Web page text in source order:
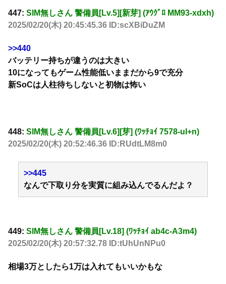
447: SIM無しさん 警備員[Lv.5][新芽] (ｱｳｸﾞﾛ MM93-xdxh)
2025/02/20(木) 20:45:45.36 ID:scXBiDuZM
>>440
バッテリー持ちが違うのは大きい
10になってもゲーム性能低いままだから9で充分
新SoCは人柱待ちしないと初物は怖い
448: SIM無しさん 警備員[Lv.6][芽] (ﾜｯﾁｮｲ 7578-ul+n)
2025/02/20(木) 20:52:46.36 ID:RUdtLM8m0
>>445
なんで下取り分を実質に組み込んでるんだよ？
449: SIM無しさん 警備員[Lv.18] (ﾜｯﾁｮｲ ab4c-A3m4)
2025/02/20(木) 20:57:32.78 ID:tUhUnNPu0
相場3万としたら1万は入れてもいいかもな